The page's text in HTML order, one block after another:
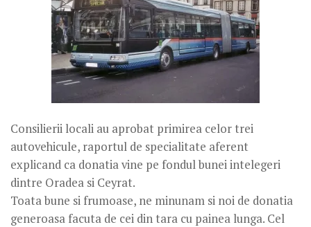
Consilierii locali au aprobat primirea celor trei
autovehicule, raportul de specialitate aferent
explicand ca donatia vine pe fondul bunei intelegeri
dintre Oradea si Ceyrat.
Toata bune si frumoase, ne minunam si noi de donatia
generoasa facuta de cei din tara cu painea lunga. Cel